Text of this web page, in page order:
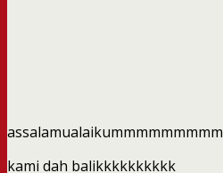
assalamualaikummmmmmmmm
kami dah balikkkkkkkkkk